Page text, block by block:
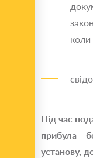
коли
Під час
прибула
установу,